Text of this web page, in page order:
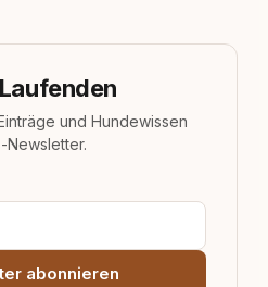
und Hundewissen
abonnieren